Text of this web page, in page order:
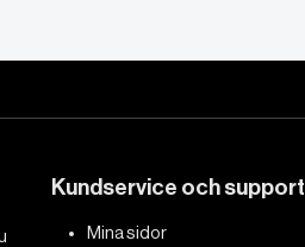
Kundservice och support
Mina sidor